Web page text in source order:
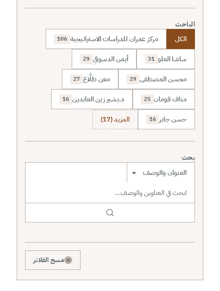
الباحث
الكل مركز عمران للدراسات الاستراتيجية 106
ساشا العلو 31 أيمن الدسوقي 29
محسن المصطفى 29 معن طلَّاع 27
مناف قومان 25 د.بشير زين العابدين 16
حسن جابر 16 المزيد (17)
بحث
نطاق البحث
× مسح الفلاتر